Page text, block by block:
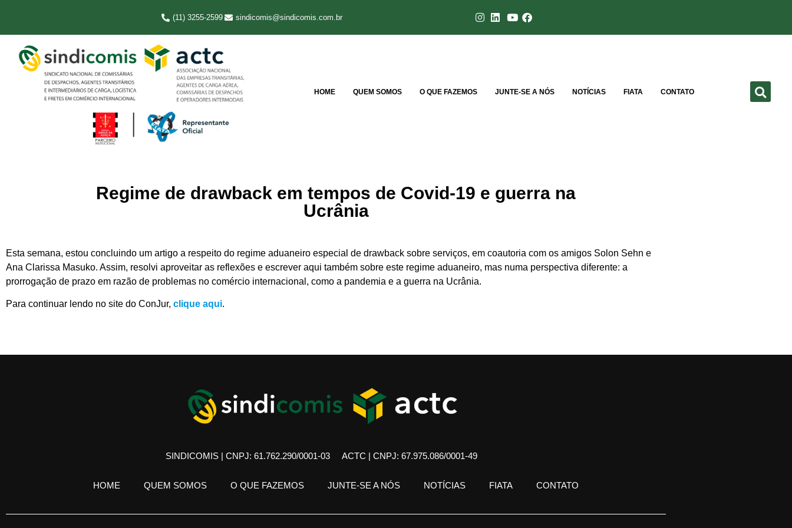
(11) 3255-2599 sindicomis@sindicomis.com.br
HOME QUEM SOMOS O QUE FAZEMOS JUNTE-SE A NÓS NOTÍCIAS FIATA CONTATO
Regime de drawback em tempos de Covid-19 e guerra na
Ucrânia
Esta semana, estou concluindo um artigo a respeito do regime aduaneiro especial de drawback sobre serviços, em coautoria com os amigos Solon Sehn e
Ana Clarissa Masuko. Assim, resolvi aproveitar as reflexões e escrever aqui também sobre este regime aduaneiro, mas numa perspectiva diferente: a
prorrogação de prazo em razão de problemas no comércio internacional, como a pandemia e a guerra na Ucrânia.
Para continuar lendo no site do ConJur, clique aqui.
SINDICOMIS | CNPJ: 61.762.290/0001-03 ACTC | CNPJ: 67.975.086/0001-49
HOME QUEM SOMOS O QUE FAZEMOS JUNTE-SE A NÓS NOTÍCIAS FIATA CONTATO